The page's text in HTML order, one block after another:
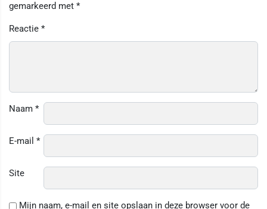
gemarkeerd met *
Reactie *
Naam *
E-mail *
Site
Mijn naam, e-mail en site opslaan in deze browser voor de